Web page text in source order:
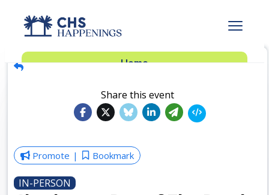
Advertise
Dinner Club
Insider’s Guide
Home
Share this event
Promote Bookmark
IN-PERSON